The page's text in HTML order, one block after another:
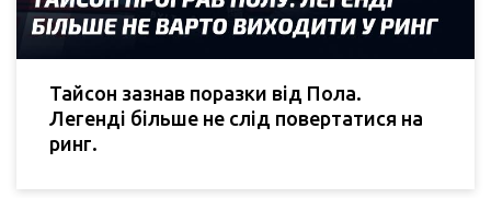
Тайсон зазнав поразки від Пола.
Легенді більше не слід повертатися на
ринг.